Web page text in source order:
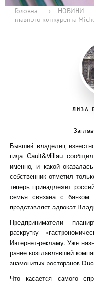
Головна › НОВИНИ
главного конкурента
ЛИЗА
Бывший владелец
гида Gault&Millau
именно, и какой
собственник отметил
теперь принадлежит
семья связана с
представляет адвокат
Предприниматели
раскрутку
Интернет-рекламу. Уже
ранее возглавлявший
знаменитых ресторанов
Что касается самого